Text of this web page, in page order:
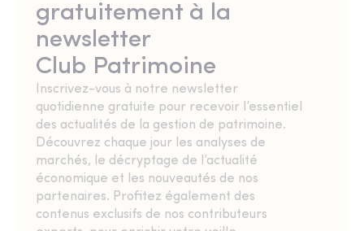
gratuitement à la
newsletter
Club Patrimoine
Inscrivez-vous à notre newsletter
quotidienne gratuite pour recevoir l’essentiel
des actualités de la gestion de patrimoine.
Découvrez chaque jour les analyses de
marchés, le décryptage de l’actualité
économique et les nouveautés de nos
partenaires. Profitez également des
contenus exclusifs de nos contributeurs